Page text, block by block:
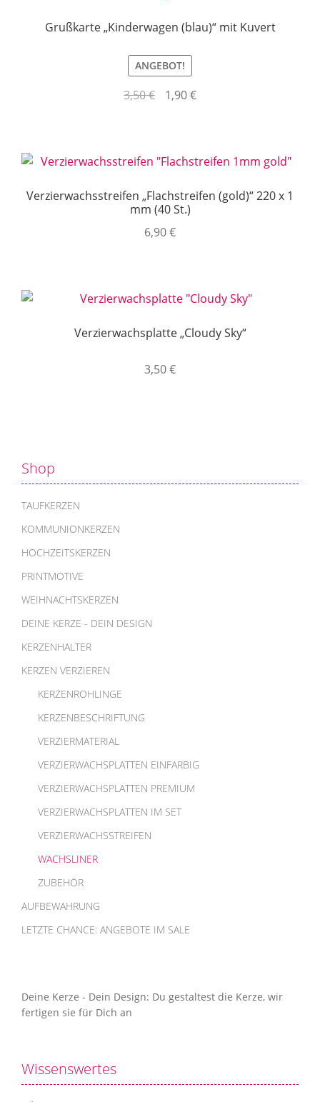
Grußkarte „Kinderwagen (blau)“ mit Kuvert
ANGEBOT!
3,50€
Ursprünglicher
1,90€Aktueller
Verzierwachsstreifen „Flachstreifen (gold)“ 220 x 1
mm (40 St.)
6,90€
Verzierwachsplatte „Cloudy Sky“
3,50€
Shop
TAUFKERZEN
KOMMUNIONKERZEN
HOCHZEITSKERZEN
PRINTMOTIVE
WEIHNACHTSKERZEN
DEINE KERZE - DEIN DESIGN
KERZENHALTER
KERZEN VERZIEREN
KERZENROHLINGE
KERZENBESCHRIFTUNG
VERZIERMATERIAL
VERZIERWACHSPLATTEN EINFARBIG
VERZIERWACHSPLATTEN PREMIUM
VERZIERWACHSPLATTEN IM SET
VERZIERWACHSSTREIFEN
WACHSLINER
ZUBEHÖR
AUFBEWAHRUNG
LETZTE CHANCE: ANGEBOTE IM SALE
Deine Kerze - Dein Design: Du gestaltest die Kerze, wir
fertigen sie für Dich an
Wissenswertes